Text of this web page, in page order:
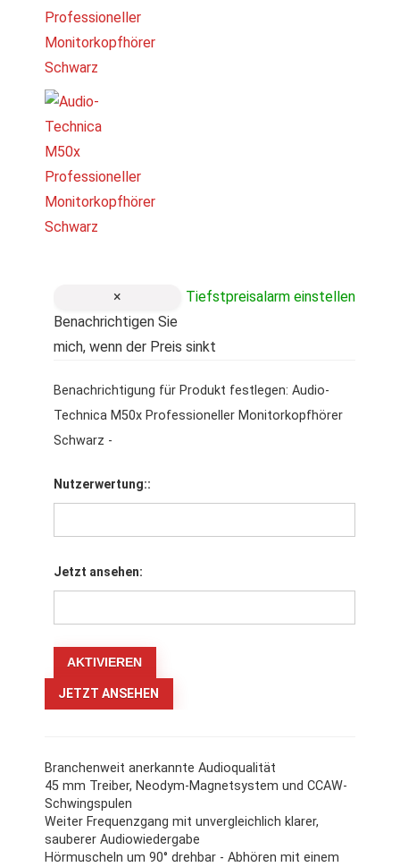
Tiefstpreisalarm einstellen
×
Benachrichtigen Sie
mich, wenn der Preis sinkt
Benachrichtigung für Produkt festlegen: Audio-
Technica M50x Professioneller Monitorkopfhörer
Schwarz -
Nutzerwertung::
Jetzt ansehen:
JETZT ANSEHEN
Branchenweit anerkannte Audioqualität
45 mm Treiber, Neodym-Magnetsystem und CCAW-
Schwingspulen
Weiter Frequenzgang mit unvergleichlich klarer,
sauberer Audiowiedergabe
Hörmuscheln um 90° drehbar - Abhören mit einem